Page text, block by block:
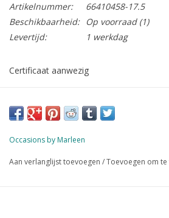
Artikelnummer:
66410458-17.5
Beschikbaarheid:
Op voorraad(1)
Levertijd:
1 werkdag
Certificaat aanwezig
Occasions by Marleen
Aan verlanglijst toevoegen /Toevoegen om te